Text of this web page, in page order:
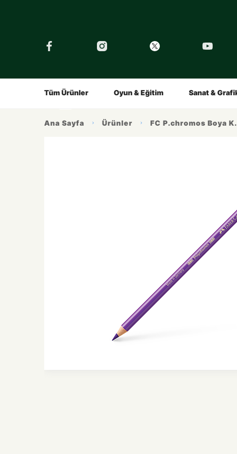
Ürünlerimiz
Tüm Ürünler Oyun & Eğitim Sanat &
İlham Alın
Tüm Eğitimler Çocuklar İçin Gençler İçin
Şirket Tarihçe Kalemin Hikayesi
Ana Sayfa Ürünler FC P.chromos Boya